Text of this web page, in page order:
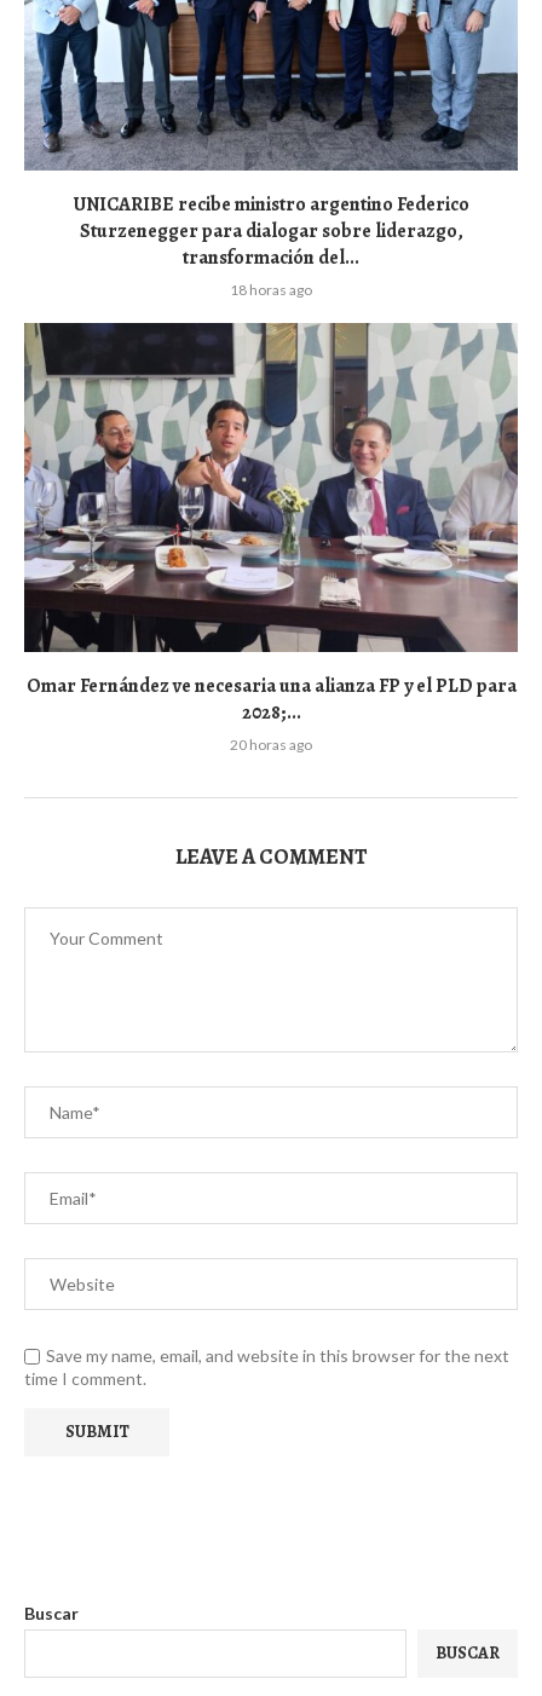
UNICARIBE recibe ministro argentino Federico
Sturzenegger para dialogar sobre liderazgo,
transformación del...
18 horas ago
Omar Fernández ve necesaria una alianza FP y el PLD para
2028;...
20 horas ago
LEAVE A COMMENT
Save my name, email, and website in this browser for the next
time I comment.
Buscar
BUSCAR